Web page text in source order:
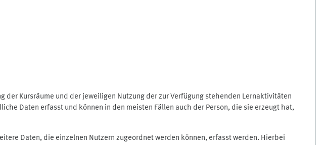
Kursräume und der jeweiligen Nutzung der zur Verfügung stehenden Lernaktivitäten
Daten erfasst und können in den meisten Fällen auch der Person, die sie erzeugt hat,
Daten, die einzelnen Nutzern zugeordnet werden können, erfasst werden. Hierbei